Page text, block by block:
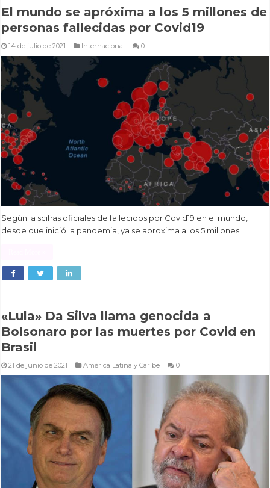
El mundo se apróxima a los 5 millones de
personas fallecidas por Covid19
14 de julio de 2021 Internacional 0
Según la scifras oficiales de fallecidos por Covid19 en el mundo,
desde que inició la pandemia, ya se aproxima a los 5 millones.
«Lula» Da Silva llama genocida a
Bolsonaro por las muertes por Covid en
Brasil
21 de junio de 2021 América Latina y Caribe 0